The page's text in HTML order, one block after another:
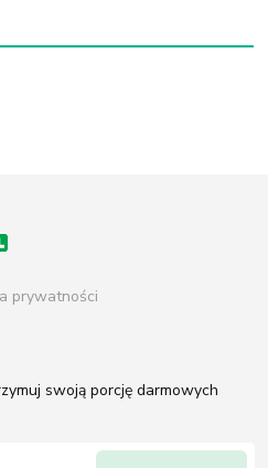
prywatności
swoją porcję darmowych